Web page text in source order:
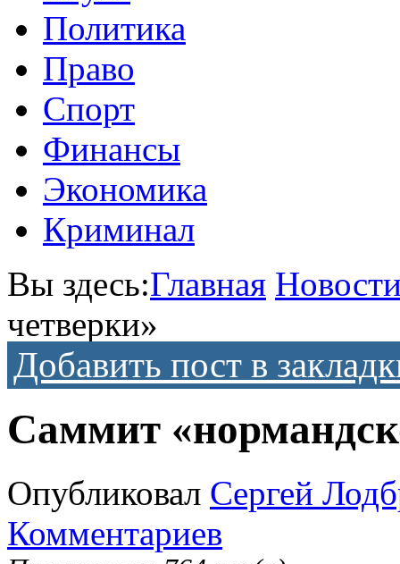
Политика
Право
Спорт
Финансы
Экономика
Криминал
Вы здесь:Главная
четверки»
Добавить пост в
Саммит
Опубликовал Сергей
Комментариев